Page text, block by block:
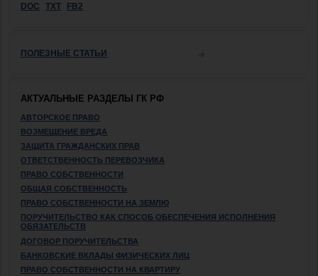
DOC
TXT FB2
ПОЛЕЗНЫЕ СТАТЬИ
АКТУАЛЬНЫЕ РАЗДЕЛЫ ГК РФ
АВТОРСКОЕ ПРАВО
ВОЗМЕЩЕНИЕ ВРЕДА
ЗАЩИТА ГРАЖДАНСКИХ ПРАВ
ОТВЕТСТВЕННОСТЬ ПЕРЕВОЗЧИКА
ПРАВО СОБСТВЕННОСТИ
ОБЩАЯ СОБСТВЕННОСТЬ
ПРАВО СОБСТВЕННОСТИ НА ЗЕМЛЮ
ПОРУЧИТЕЛЬСТВО КАК СПОСОБ ОБЕСПЕЧЕНИЯ ИСПОЛНЕНИЯ
ОБЯЗАТЕЛЬСТВ
ДОГОВОР ПОРУЧИТЕЛЬСТВА
БАНКОВСКИЕ ВКЛАДЫ ФИЗИЧЕСКИХ ЛИЦ
ПРАВО СОБСТВЕННОСТИ НА КВАРТИРУ